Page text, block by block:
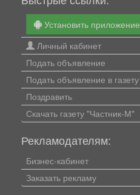
Установить приложение
Личный кабинет
Подать объявление
Подать объявление в газету
Поздравить
Скачать газету "Частник-М"
Рекламодателям:
Бизнес-кабинет
Заказать рекламу